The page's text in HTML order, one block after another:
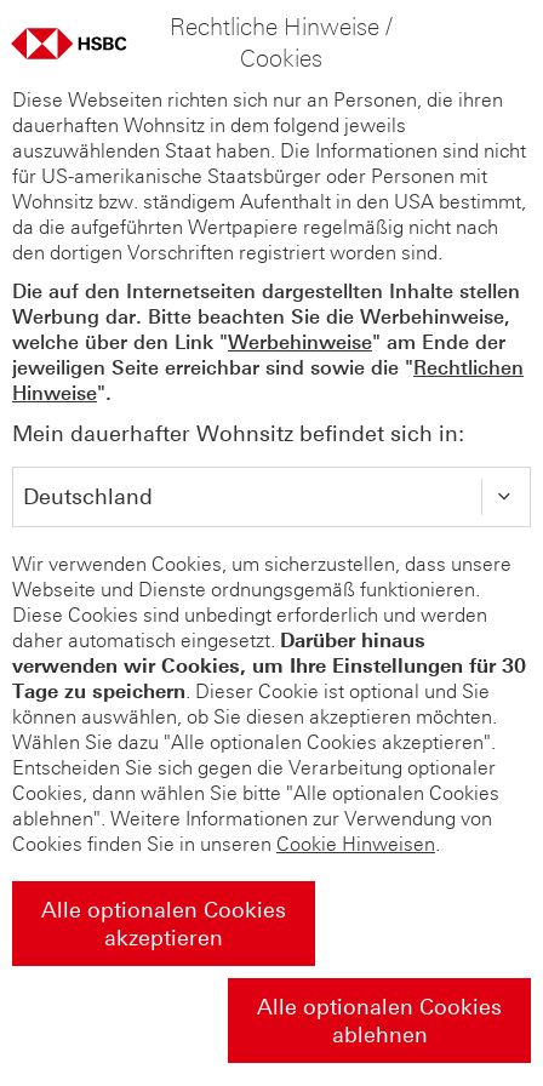
Rechtliche Hinweise /
Cookies
Diese Webseiten richten sich nur an Personen, die ihren
dauerhaften Wohnsitz in dem folgend jeweils
auszuwählenden Staat haben. Die Informationen sind nicht
für US-amerikanische Staatsbürger oder Personen mit
Wohnsitz bzw. ständigem Aufenthalt in den USA bestimmt,
da die aufgeführten Wertpapiere regelmäßig nicht nach
den dortigen Vorschriften registriert worden sind.
Die auf den Internetseiten dargestellten Inhalte stellen
Werbung dar. Bitte beachten Sie die Werbehinweise,
welche über den Link "Werbehinweise" am Ende der
jeweiligen Seite erreichbar sind sowie die "Rechtlichen
Hinweise".
Mein dauerhafter Wohnsitz befindet sich in:
Wir verwenden Cookies, um sicherzustellen, dass unsere
Webseite und Dienste ordnungsgemäß funktionieren.
Diese Cookies sind unbedingt erforderlich und werden
daher automatisch eingesetzt. Darüber hinaus
verwenden wir Cookies, um Ihre Einstellungen für 30
Tage zu speichern. Dieser Cookie ist optional und Sie
können auswählen, ob Sie diesen akzeptieren möchten.
Wählen Sie dazu "Alle optionalen Cookies akzeptieren".
Entscheiden Sie sich gegen die Verarbeitung optionaler
Cookies, dann wählen Sie bitte "Alle optionalen Cookies
ablehnen". Weitere Informationen zur Verwendung von
Cookies finden Sie in unseren Cookie Hinweisen.
Alle optionalen Cookies
akzeptieren
Alle optionalen Cookies
ablehnen